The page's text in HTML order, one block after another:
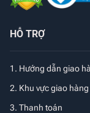
HỖ TRỢ
1. Hướng dẫn giao
2. Khu vực giao hàng
3. Thanh toán